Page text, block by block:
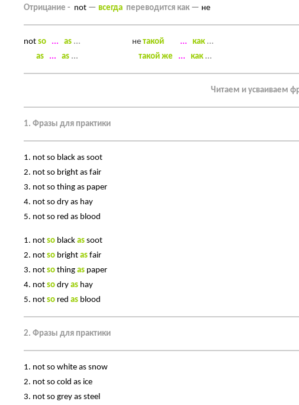
Отрицание - not — всегда переводится как — не
not so ... as ... не такой ... как ...
as ... as ... такой же ... как ...
Читаем и усваиваем
1. Фразы для практики
1. not so black as soot
2. not so bright as fair
3. not so thing as paper
4. not so dry as hay
5. not so red as blood
1. not so black as soot
2. not so bright as fair
3. not so thing as paper
4. not so dry as hay
5. not so red as blood
2. Фразы для практики
1. not so white as snow
2. not so cold as ice
3. not so grey as steel